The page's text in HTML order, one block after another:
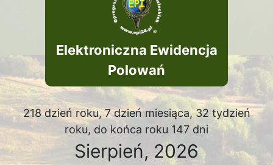
Elektroniczna Ewidencja
Polowań
218 dzień roku, 7 dzień miesiąca, 32 tydzień
roku, do końca roku 147 dni
Sierpień, 2026